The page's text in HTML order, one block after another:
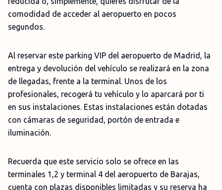
comodidad de acceder al aeropuerto en pocos
segundos.
Al reservar este parking VIP del aeropuerto de Madrid, la
entrega y devolución del vehículo se realizará en la zona
de llegadas, frente a la terminal. Unos de los
profesionales, recogerá tu vehículo y lo aparcará por ti
en sus instalaciones. Estas instalaciones están dotadas
con cámaras de seguridad, portón de entrada e
iluminación.
Recuerda que este servicio solo se ofrece en las
terminales 1,2 y terminal 4 del aeropuerto de Barajas,
cuenta con plazas disponibles limitadas y su reserva ha